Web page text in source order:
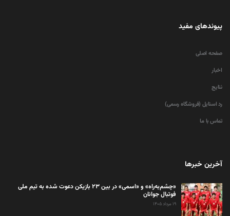
پیوندهای مفید
صفحه اصلی
اخبار
نتایج
رد استایل (فروشگاه رسمی)
تماس با ما
آخرین خبرها
«چشم‌به‌راه» و «اسمی» در بین ۲۳ بازیکن دعوت شده به تیم ملی
فوتبال جوانان
۱۹ مرداد ۱۴۰۵